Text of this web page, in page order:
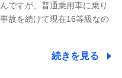
株式会社
)
ですが、普通乗用車に乗り
故を続けて現在16等級なの
続きを見る